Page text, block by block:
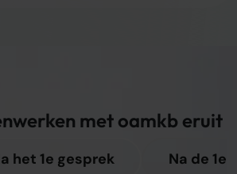
met oamkb eruit
het 1e gesprek Na de 1e